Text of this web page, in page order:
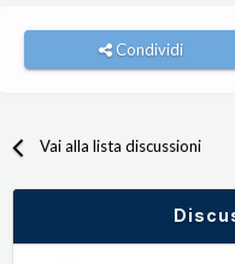
Condividi
Vai alla lista discussioni